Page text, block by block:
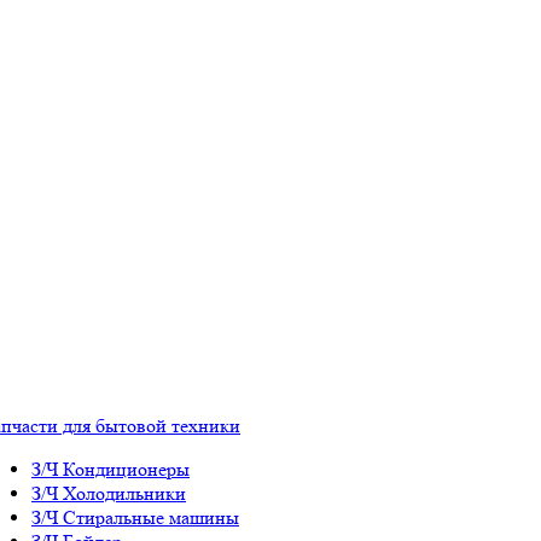
для бытовой техники
З/Ч Кондиционеры
З/Ч Холодильники
З/Ч Стиральные машины